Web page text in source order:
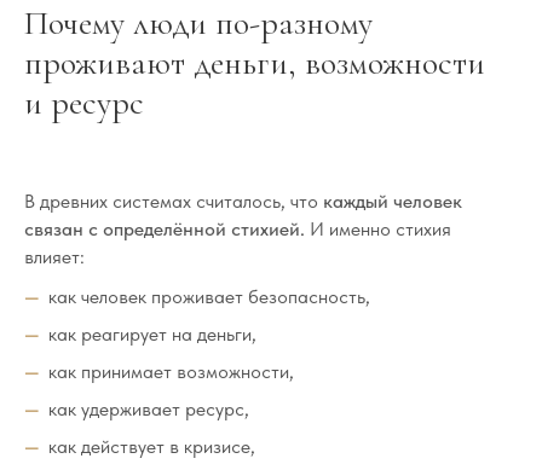
Почему люди по-разному
проживают деньги, возможности
и ресурс
В древних системах считалось, что каждый человек
связан с определённой стихией. И именно стихия
влияет:
как человек проживает безопасность,
как реагирует на деньги,
как принимает возможности,
как удерживает ресурс,
как действует в кризисе,